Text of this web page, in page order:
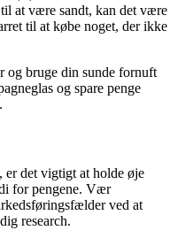
at være sandt, kan det være
til at købe noget, der ikke
og bruge din sunde fornuft
og spare penge
er det vigtigt at holde øje
for pengene. Vær
ved at
research.